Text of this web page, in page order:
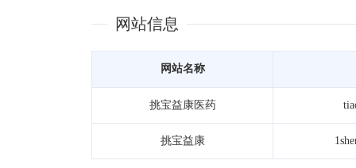
网站信息
网站名称
挑宝益康医药
挑宝益康